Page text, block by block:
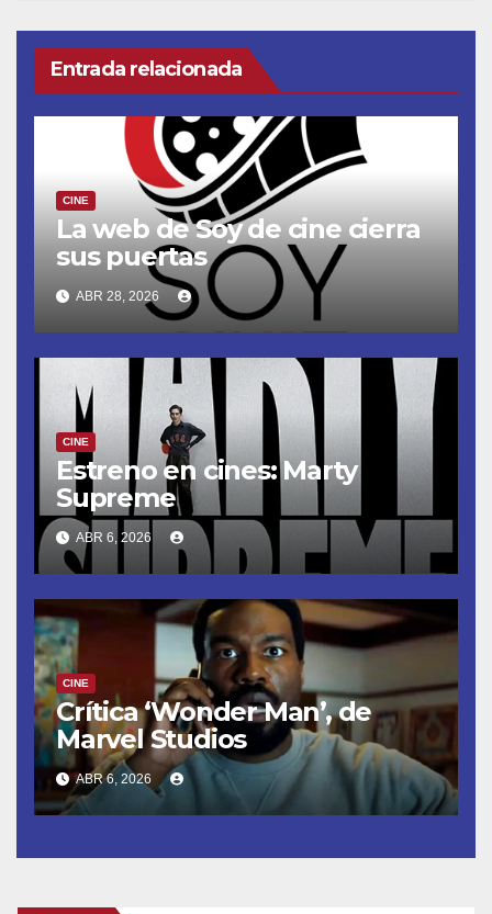
Entrada relacionada
CINE
La web de Soy de cine cierra
sus puertas
ABR 28, 2026
CINE
Estreno en cines: Marty
Supreme
ABR 6, 2026
CINE
Crítica ‘Wonder Man’, de
Marvel Studios
ABR 6, 2026